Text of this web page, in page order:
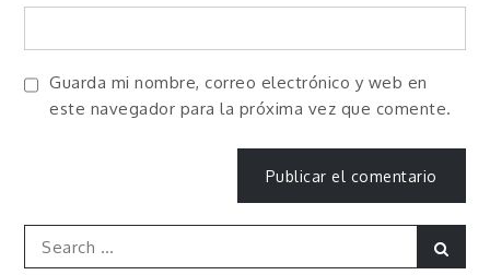
Guarda mi nombre, correo electrónico y web en
este navegador para la próxima vez que comente.
Search
for: